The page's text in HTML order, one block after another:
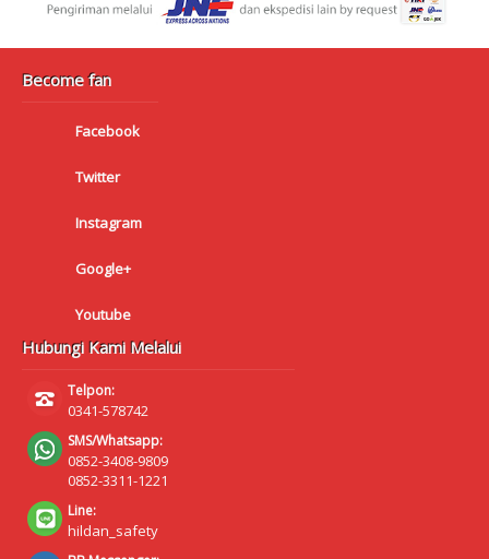
Become fan
Facebook
Twitter
Instagram
Google+
Youtube
Hubungi Kami Melalui
Telpon:
0341-578742
SMS/Whatsapp:
0852-3408-9809
0852-3311-1221
Line:
hildan_safety